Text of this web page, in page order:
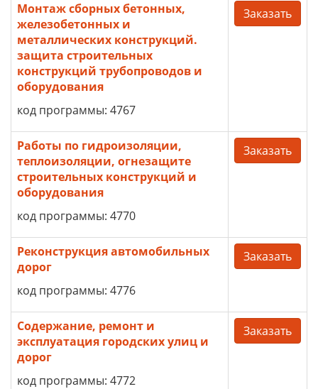
Монтаж сборных бетонных,
железобетонных и
металлических конструкций.
защита строительных
конструкций трубопроводов и
оборудования
код программы: 4767
Заказать
Работы по гидроизоляции,
теплоизоляции, огнезащите
строительных конструкций и
оборудования
код программы: 4770
Заказать
Реконструкция автомобильных
дорог
код программы: 4776
Заказать
Содержание, ремонт и
эксплуатация городских улиц и
дорог
код программы: 4772
Заказать